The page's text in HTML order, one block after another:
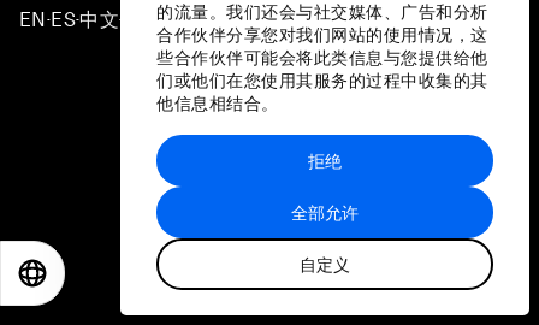
的流量。我们还会与社交媒体、广告和分析
合作伙伴分享您对我们网站的使用情况，这
些合作伙伴可能会将此类信息与您提供给他
们或他们在您使用其服务的过程中收集的其
他信息相结合。
全部允许
自定义
拒绝
EN ▪ ES▪中文▪ 日本語
站点地图
世界经济论坛